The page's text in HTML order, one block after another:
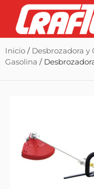
Inicio / Desbrozadora y
Gasolina /